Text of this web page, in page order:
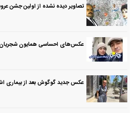
تصاویر دیده نشده از اولین جشن
عکس‌های احساسی همایون
عکس جدید گوگوش بعد از بیماری